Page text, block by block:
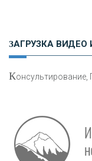
Работа мечты.
привлечь и
ЗАГРУЗКА
Консультирование,